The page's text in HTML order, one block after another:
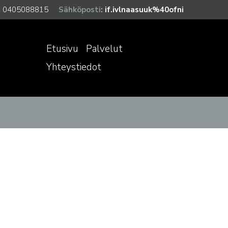
0405088815 Sähköposti: if.ivlnaasuuk%40ofni
Etusivu
Palvelut
Yhteystiedot